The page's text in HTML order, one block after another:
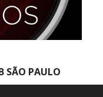
SÃO PAULO